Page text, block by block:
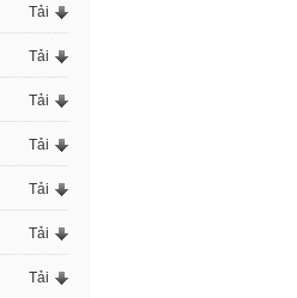
Tải
Tải
Tải
Tải
Tải
Tải
Tải